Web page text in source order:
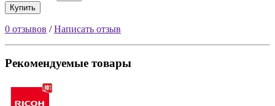
Купить
0 отзывов /Написать отзыв
Рекомендуемые товары